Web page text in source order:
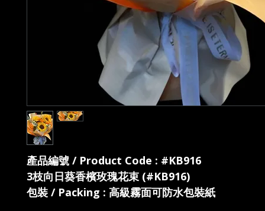
產品編號 / Product Code : #KB916
3枝向日葵香檳玫瑰花束 (#KB916)
包裝 / Packing : 高級霧面可防水包裝紙